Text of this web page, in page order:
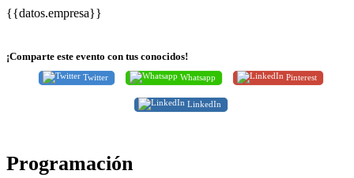
{{datos.empresa}}
¡Comparte este evento con tus conocidos!
Twitter Whatsapp Pinterest
LinkedIn
Programación